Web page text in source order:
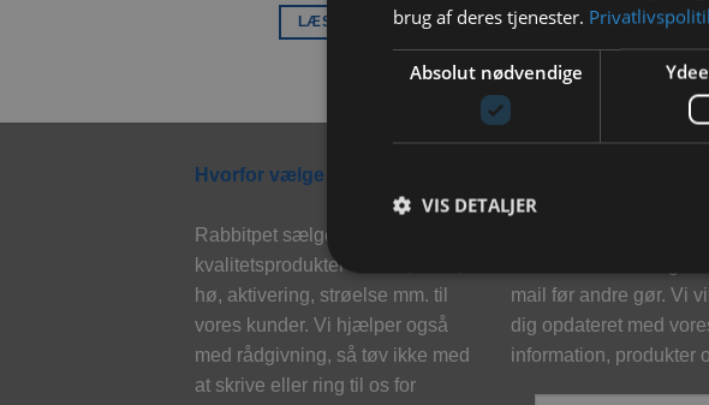
LÆS MERE
Hvorfor vælge Rabbitpet?
Rabbitpet sælger ikke kun
kvalitetsprodukter såsom, foder,
hø, aktivering, strøelse mm. til
vores kunder. Vi hjælper også
med rådgivning, så tøv ikke med
at skrive eller ring til os for
mail før andre gør. Vi
dig opdateret med
information, produkter
brug af deres tjenester.
Absolut nødvendige
VIS DETALJER